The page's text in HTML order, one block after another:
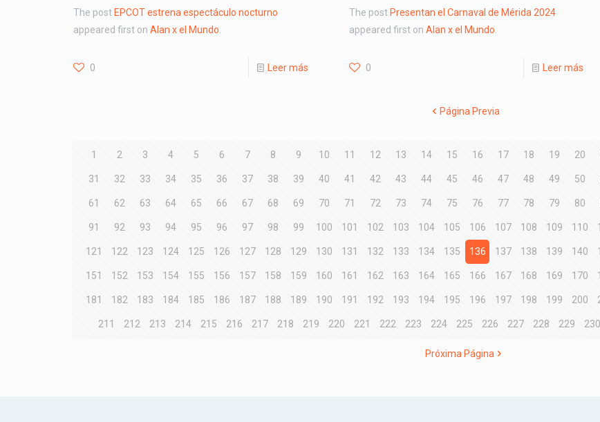
The post EPCOT estrena espectáculo nocturno
appeared first on Alan x el Mundo
0 Leer más
The post Presentan el Carnaval de Mérida 2024
appeared first on Alan x el Mundo
0 Leer más
Página Previa
1 2 3 4 5 6 7 8 9 10 11 12 13 14 15 16 17 18 19 20
31 32 33 34 35 36 37 38 39 40 41 42 43 44 45 46 47 48 49 50
61 62 63 64 65 66 67 68 69 70 71 72 73 74 75 76 77 78 79 80
91 92 93 94 95 96 97 98 99 100 101 102 103 104 105 106 107 108 109 110
121 122 123 124 125 126 127 128 129 130 131 132 133 134 135 136 137 138 139 140
151 152 153 154 155 156 157 158 159 160 161 162 163 164 165 166 167 168 169 170
181 182 183 184 185 186 187 188 189 190 191 192 193 194 195 196 197 198 199 200
211 212 213 214 215 216 217 218 219 220 221 222 223 224 225 226 227 228 229 230
Próxima Página